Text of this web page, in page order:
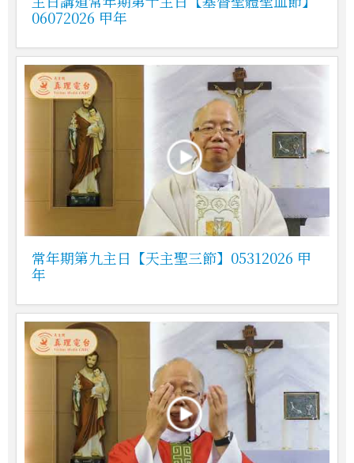
06072026 甲年
常年期第九主日【天主聖三節】05312026 甲
年